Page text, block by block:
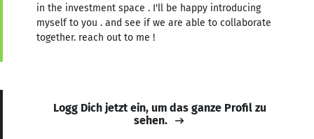
in the investment space . I'll be happy introducing
myself to you . and see if we are able to collaborate
together. reach out to me !
Logg Dich jetzt ein, um das ganze Profil zu
sehen.